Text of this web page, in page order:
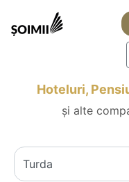
Hoteluri,
și alte